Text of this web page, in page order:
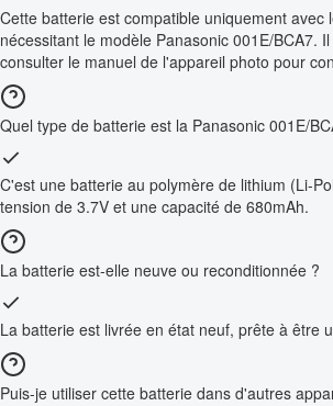
Cette batterie est compatible uniquement avec
nécessitant le modèle Panasonic 001E/BCA7.
consulter le manuel de l'appareil photo pour
Quel type de batterie est la Panasonic 001E/
C'est une batterie au polymère de lithium (Li-
tension de 3.7V et une capacité de 680mAh.
La batterie est-elle neuve ou reconditionnée ?
La batterie est livrée en état neuf, prête à être
Puis-je utiliser cette batterie dans d'autres